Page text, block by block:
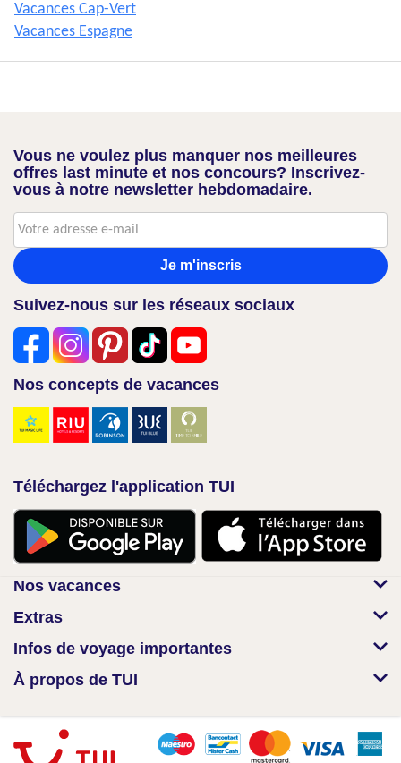
Vacances Cap-Vert
Vacances Espagne
Vous ne voulez plus manquer nos meilleures
offres last minute et nos concours? Inscrivez-
vous à notre newsletter hebdomadaire.
Je m'inscris
Suivez-nous sur les réseaux sociaux
Nos concepts de vacances
Téléchargez l'application TUI
Nos vacances
Extras
Infos de voyage importantes
À propos de TUI